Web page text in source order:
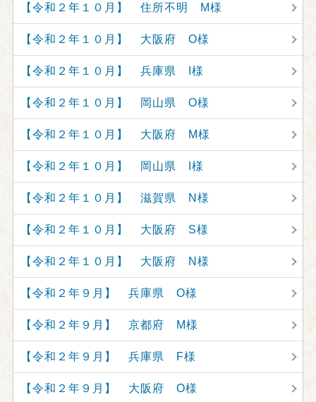
【令和２年１０月】 住所不明 M様
【令和２年１０月】 大阪府 O様
【令和２年１０月】 兵庫県 I様
【令和２年１０月】 岡山県 O様
【令和２年１０月】 大阪府 M様
【令和２年１０月】 岡山県 I様
【令和２年１０月】 滋賀県 N様
【令和２年１０月】 大阪府 S様
【令和２年１０月】 大阪府 N様
【令和２年９月】 兵庫県 O様
【令和２年９月】 京都府 M様
【令和２年９月】 兵庫県 F様
【令和２年９月】 大阪府 O様